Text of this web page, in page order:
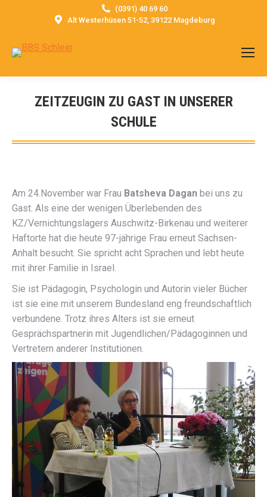
(0391) 40 69 60
Alt Westerhüsen 51-52, 39122 Magdeburg
ZEITZEUGIN ZU GAST IN UNSERER
SCHULE
Sie befinden sich hier:
Am 24.November war Frau Batsheva Dagan bei uns zu
Gast. Als eine der wenigen Überlebenden des
KZ/Vernichtungslagers Auschwitz-Birkenau und weiterer
Haftorte hat die heute 97-jährige Frau erneut Sachsen-
Anhalt besucht. Sie spricht acht Sprachen und lebt heute
mit ihrer Familie in Israel.
Sie ist Pädagogin, Psychologin und Autorin vieler Bücher
ist sie eine mit unserem Bundesland eng freundschaftlich
verbundene. Trotz ihres Alters ist sie erneut
Gesprächspartnerin mit Jugendlichen/Pädagoginnen und
Vertretern anderer Institutionen.